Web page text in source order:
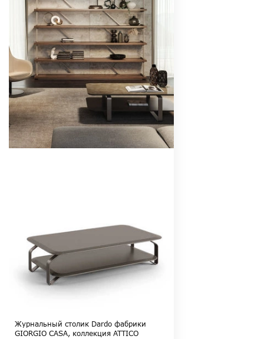
Журнальный столик Dardo фабрики
GIORGIO CASA, коллекция ATTICO